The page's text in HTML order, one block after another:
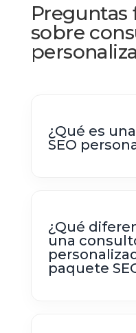
Preguntas
sobre
¿Qué es
SEO
¿Qué
una
paquete